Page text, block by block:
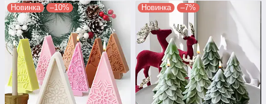
Новинка –10% Новинка –7%